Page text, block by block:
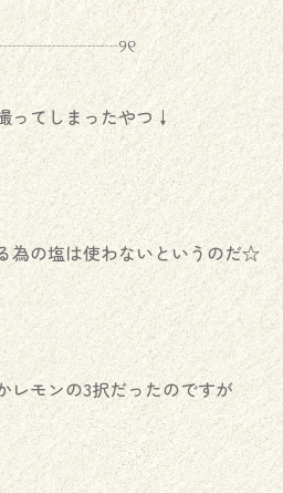
ってしまったやつ↓
為の塩は使わないというのだ☆
レモンの3択だったのですが